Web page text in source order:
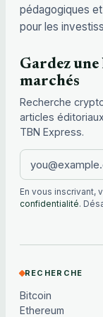
pédagogiques
pour les
Gardez
marchés
Recherche
articles
TBN Express.
En vous inscrivant,
confidentialité.
RECHERCHE
Bitcoin
Ethereum